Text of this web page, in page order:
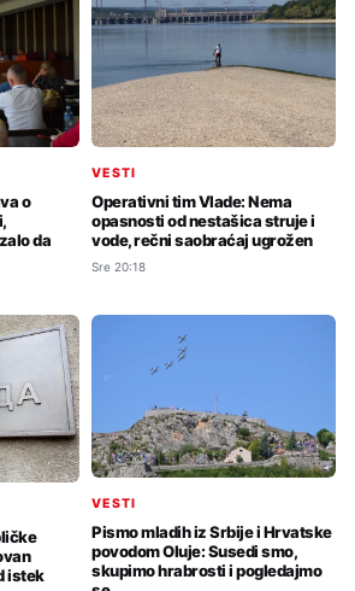
o
da
VESTI
Operativni tim Vlade: Nema
opasnosti od nestašica struje i
vode, rečni saobraćaj ugrožen
Sre 20:18
istek
VESTI
Pismo mladih iz Srbije i Hrvatske
povodom Oluje: Susedi smo,
skupimo hrabrosti i pogledajmo